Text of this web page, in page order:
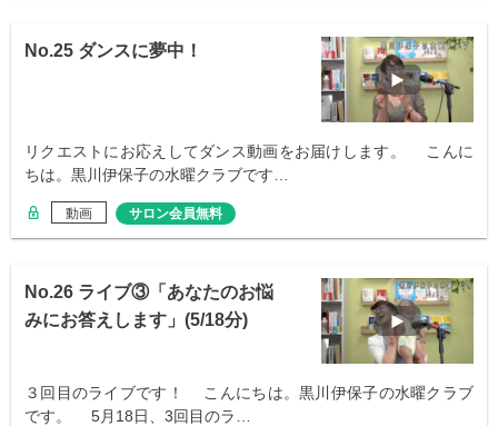
No.25 ダンスに夢中！
リクエストにお応えしてダンス動画をお届けします。 こんに
ちは。黒川伊保子の水曜クラブです…
動画 サロン会員無料
No.26 ライブ③「あなたのお悩
みにお答えします」(5/18分)
３回目のライブです！ こんにちは。黒川伊保子の水曜クラブ
です。 5月18日、3回目のラ…